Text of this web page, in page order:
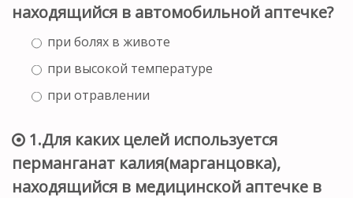
находящийся в автомобильной аптечке?
при болях в животе
при высокой температуре
при отравлении
1.Для каких целей используется
перманганат калия(марганцовка),
находящийся в медицинской аптечке в